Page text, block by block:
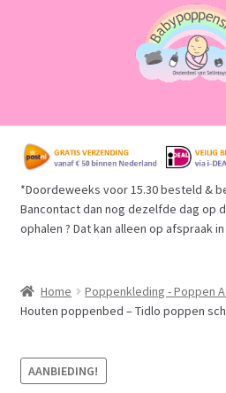
naar
navigatie
de
inhoud
Home
Babypoppen Afdelingen
Mijn account
Afrekenen
*Doordeweeks voor 15.30 besteld &
Bancontact dan nog dezelfde dag op
ophalen ? Dat kan alleen op afspraak
Home Poppenkleding - Poppen
Houten poppenbed – Tidlo poppen
AANBIEDING!